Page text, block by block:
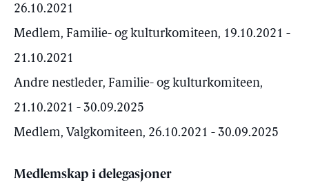
26.10.2021
Medlem, Familie- og kulturkomiteen, 19.10.2021 -
21.10.2021
Andre nestleder, Familie- og kulturkomiteen,
21.10.2021 - 30.09.2025
Medlem, Valgkomiteen, 26.10.2021 - 30.09.2025
Medlemskap i delegasjoner